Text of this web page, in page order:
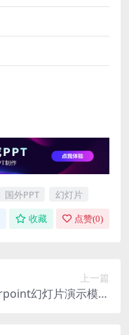
国外PPT 幻灯片
收藏 点赞(0)
上一篇
幻灯片演示模板